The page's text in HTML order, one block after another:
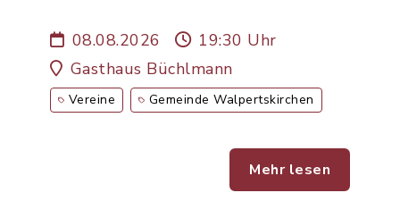
08.08.2026
19:30 Uhr
Gasthaus Büchlmann
Vereine Gemeinde Walpertskirchen
Mehr lesen